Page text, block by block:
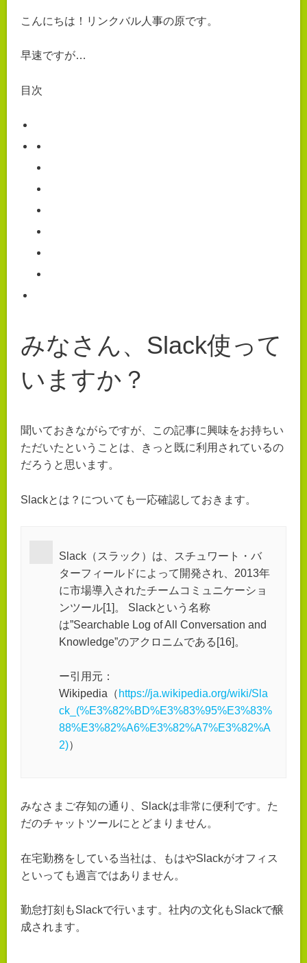
こんにちは！リンクバル人事の原です。
早速ですが…
目次
みなさん、Slack使って
いますか？
聞いておきながらですが、この記事に興味をお持ちい
ただいたということは、きっと既に利用されているの
だろうと思います。
Slackとは？についても一応確認しておきます。
Slack（スラック）は、スチュワート・バ
ターフィールドによって開発され、2013年
に市場導入されたチームコミュニケーショ
ンツール[1]。 Slackという名称
は”Searchable Log of All Conversation and
Knowledge”のアクロニムである[16]。
ー引用元：
Wikipedia（ https://ja.wikipedia.org/wiki/Sla
ck_(%E3%82%BD%E3%83%95%E3%83%
88%E3%82%A6%E3%82%A7%E3%82%A
2)）
みなさまご存知の通り、Slackは非常に便利です。た
だのチャットツールにとどまりません。
在宅勤務をしている当社は、もはやSlackがオフィス
といっても過言ではありません。
勤怠打刻もSlackで行います。社内の文化もSlackで醸
成されます。